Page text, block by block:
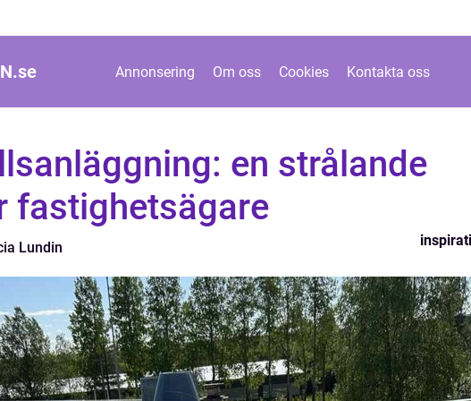
se Annonsering Om oss Cookies Kontakta oss
en strålande
fastighetsägare
Lundin